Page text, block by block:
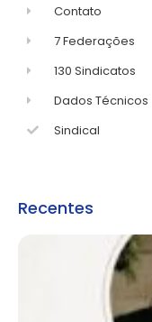
Contato
7 Federações
130 Sindicatos
Dados Técnicos
Sindical
Recentes